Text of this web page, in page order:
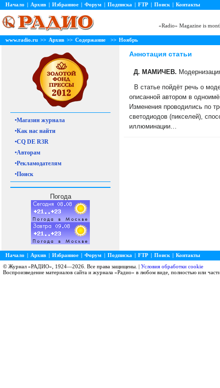
Начало | Архив | Избранное | Форум | Подписка | FTP | Поиск | Контакты
«Radio» Magazine is
www.radio.ru >> Архив >> Содержание >> Ноябрь
•Магазин журнала
•Как нас найти
•CQ DE R3R
•Авторам
•Рекламодателям
•Поиск
Погода
Аннотация статьи
Д. МАМИЧЕВ.
В статье пойдёт речь о
описанной автором в
Изменения проводились по
светодиодов (пикселей),
иллюминации…
Начало | Архив | Избранное | Форум | Подписка | FTP | Поиск | Контакты
© Журнал «РАДИО», 1924—2026. Все права защищены. | Условия обработки cookie
Воспроизведение материалов сайта и журнала «Радио» в любом виде, полностью или